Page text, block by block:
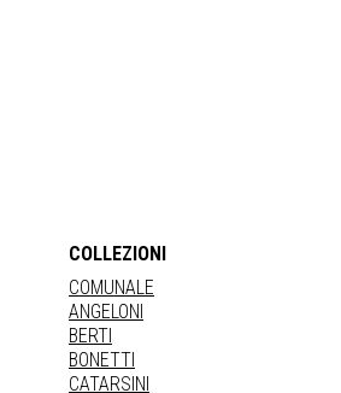
COLLEZIONI
COMUNALE
ANGELONI
BERTI
BONETTI
CATARSINI